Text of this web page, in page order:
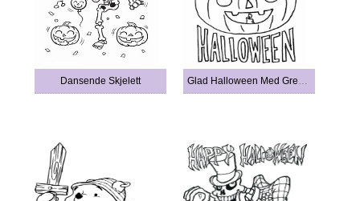
Dansende Skjelett Glad Halloween Med Gresskar